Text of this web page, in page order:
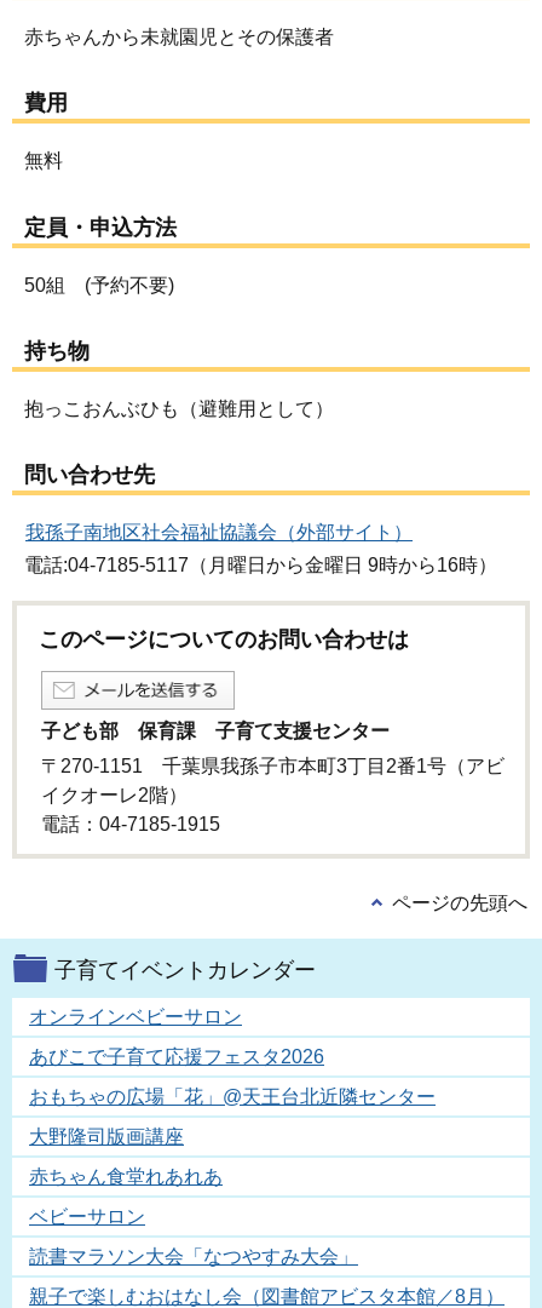
赤ちゃんから未就園児とその保護者
費用
無料
定員・申込方法
50組 (予約不要)
持ち物
抱っこおんぶひも（避難用として）
問い合わせ先
我孫子南地区社会福祉協議会（外部サイト）
電話:04-7185-5117（月曜日から金曜日 9時から16時）
このページについてのお問い合わせは
子ども部 保育課 子育て支援センター
〒270-1151 千葉県我孫子市本町3丁目2番1号（アビ
イクオーレ2階）
電話：04-7185-1915
ページの先頭へ
子育てイベントカレンダー
オンラインベビーサロン
あびこで子育て応援フェスタ2026
おもちゃの広場「花」@天王台北近隣センター
大野隆司版画講座
赤ちゃん食堂れあれあ
ベビーサロン
読書マラソン大会「なつやすみ大会」
親子で楽しむおはなし会（図書館アビスタ本館／8月）